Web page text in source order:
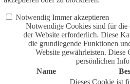
Notwendig Immer akzeptieren
Notwendige Cookies sind für die
der Website erforderlich. Diese
die grundlegende Funktionen
Website gewährleisten. Diese
persönlichen
Name
Dieses Cookie ist